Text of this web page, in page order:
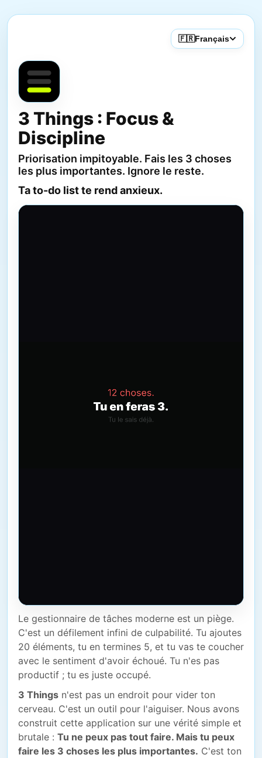
🇫🇷Français
3 Things : Focus &
Discipline
Priorisation impitoyable. Fais les 3 choses
les plus importantes. Ignore le reste.
Ta to-do list te rend anxieux.
Le gestionnaire de tâches moderne est un piège.
C'est un défilement infini de culpabilité. Tu ajoutes
20 éléments, tu en termines 5, et tu vas te coucher
avec le sentiment d'avoir échoué. Tu n'es pas
productif ; tu es juste occupé.
3 Things n'est pas un endroit pour vider ton
cerveau. C'est un outil pour l'aiguiser. Nous avons
construit cette application sur une vérité simple et
brutale : Tu ne peux pas tout faire. Mais tu peux
faire les 3 choses les plus importantes. C'est ton